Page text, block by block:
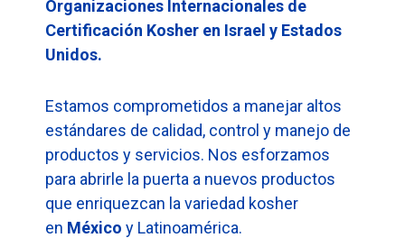
Organizaciones Internacionales de
Certificación Kosher en Israel y Estados
Unidos.
Estamos comprometidos a manejar altos
estándares de calidad, control y manejo de
productos y servicios. Nos esforzamos
para abrirle la puerta a nuevos productos
que enriquezcan la variedad kosher
en México y Latinoamérica.